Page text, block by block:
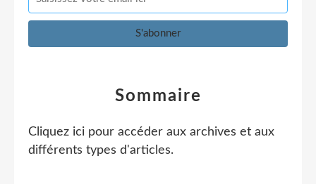
Sommaire
Cliquez ici pour accéder aux archives et aux
différents types d'articles.